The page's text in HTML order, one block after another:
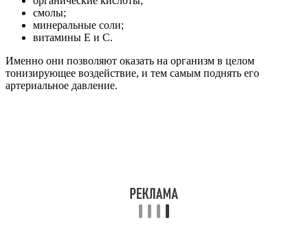
смолы;
минеральные соли;
витамины E и C.
Именно они позволяют оказать на организм в целом
тонизирующее воздействие, и тем самым поднять его
артериальное давление.